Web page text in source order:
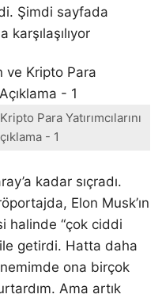
Şimdi sayfada
karşılaşılıyor
Para Yatırımcılarını
- 1
kadar sıçradı.
Elon Musk’ın
halinde “çok ciddi
getirdi. Hatta daha
ona birçok
Ama artık